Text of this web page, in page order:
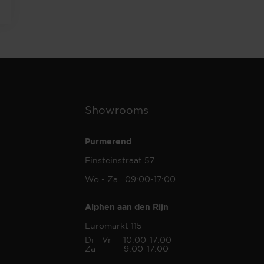
Showrooms
Purmerend
Einsteinstraat 57
Wo - Za 09:00-17:00
Alphen aan den Rijn
Euromarkt 115
Di - Vr 10:00-17:00
Za 9:00-17:00